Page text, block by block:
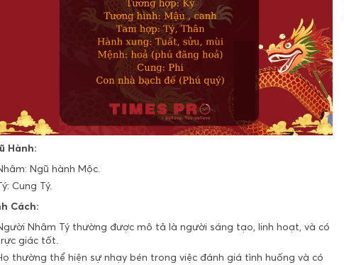
Hành:
Ngũ hành Mộc.
Tý: Cung Tý.
Cách:
Nhâm Tý thường được mô tả là người sáng tạo, linh hoạt, và có
giác tốt.
thường thể hiện sự nhạy bén trong việc đánh giá tình huống và có